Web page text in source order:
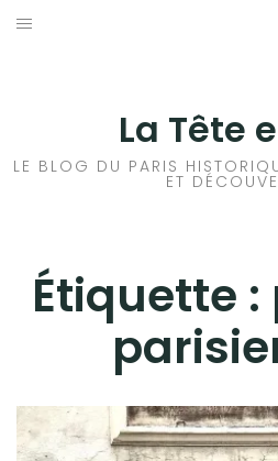
Aller
La Tête
LE BLOG DU PARIS
ET
Étiquette :
HISTOIRES EN ILE DE FRANCE
VOYAGES À L’ÉTRANGER